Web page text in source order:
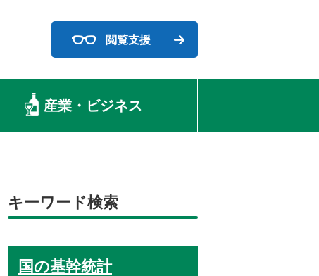
閲覧支援
産業・ビジネス
キーワード検索
国の基幹統計